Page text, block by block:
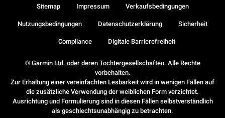
© Garmin Ltd. oder deren Tochtergesellschaften. Alle Rechte
vorbehalten.
Zur Erhaltung einer vereinfachten Lesbarkeit wird in wenigen Fällen auf
die zusätzliche Verwendung der weiblichen Form verzichtet.
Ausrichtung und Formulierung sind in diesen Fällen selbstverständlich
als geschlechtsunabhängig zu betrachten.
Sitemap Impressum Verkaufsbedingungen
Nutzungsbedingungen Datenschutzerklärung Sicherheit
Compliance Digitale Barrierefreiheit